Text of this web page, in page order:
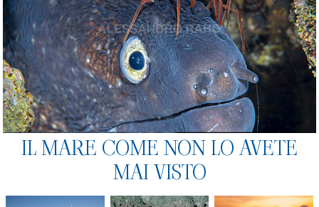
IL MARE COME NON LO AVETE
MAI VISTO